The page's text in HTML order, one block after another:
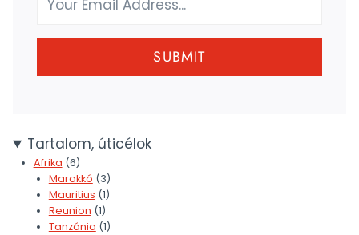
SUBMIT
Tartalom, úticélok
Afrika (6)
Marokkó (3)
Mauritius (1)
Reunion (1)
Tanzánia (1)